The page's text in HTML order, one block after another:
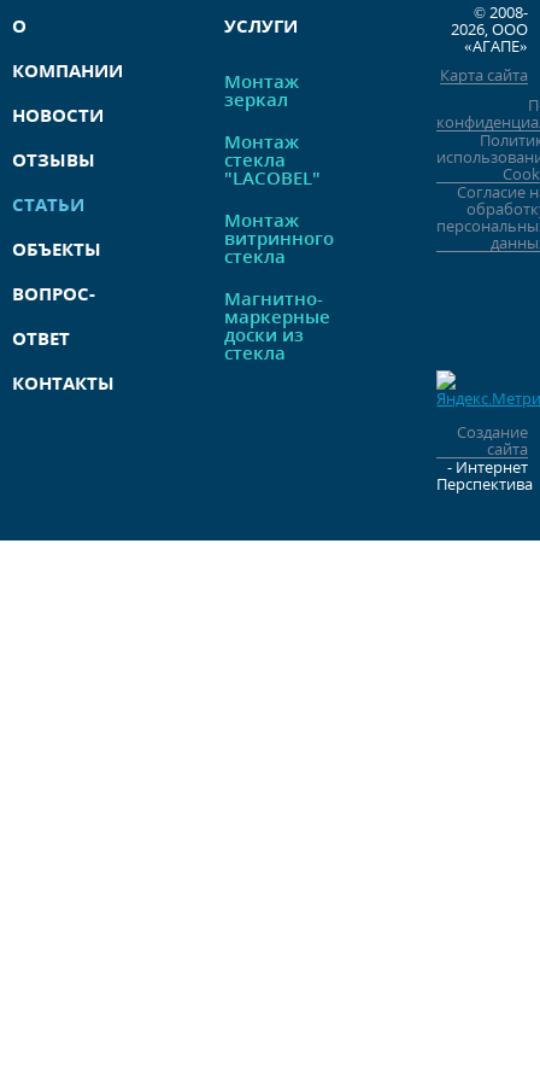
О
КОМПАНИИ
НОВОСТИ
ОТЗЫВЫ
СТАТЬИ
ОБЪЕКТЫ
ВОПРОС-
ОТВЕТ
КОНТАКТЫ
УСЛУГИ
Монтаж
зеркал
Монтаж
стекла
"LACOBEL"
Монтаж
витринного
стекла
Магнитно-
маркерные
доски из
стекла
© 2008-
2026, ООО
«АГАПЕ»
Карта сайта
Согласие
Создание
сайта
- Интернет
Перспектива